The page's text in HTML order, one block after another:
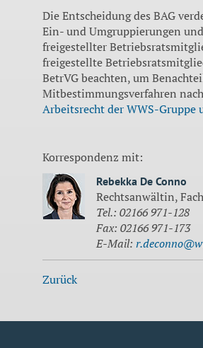
Die Entscheidung des BAG
Ein- und Umgruppierungen
freigestellter
freigestellte
BetrVG beachten, um
Mitbestimmungsverfahren
Arbeitsrecht der WWS-
Korrespondenz mit:
Rebekka De Conno
Rechtsanwältin,
Tel.: 02166 971-128
Fax: 02166 971-173
E-Mail:
Zurück